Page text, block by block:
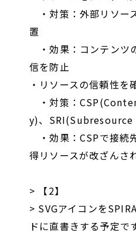
・対策：外部リソー
置
・効果：コンテンツ
信を防止
・リソースの信頼性を
・対策：
y)、
・効果：CSPで接続
得リソースが改ざんさ
> 【2】
> SVGアイコンを
ドに直書きする予定です